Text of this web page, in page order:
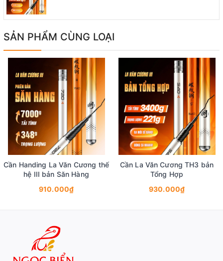
SẢN PHẨM CÙNG LOẠI
Cần Handing La Văn Cương thế
hệ III bản Săn Hàng
910.000₫
Cần La Văn Cương TH3 bản
Tổng Hợp
930.000₫